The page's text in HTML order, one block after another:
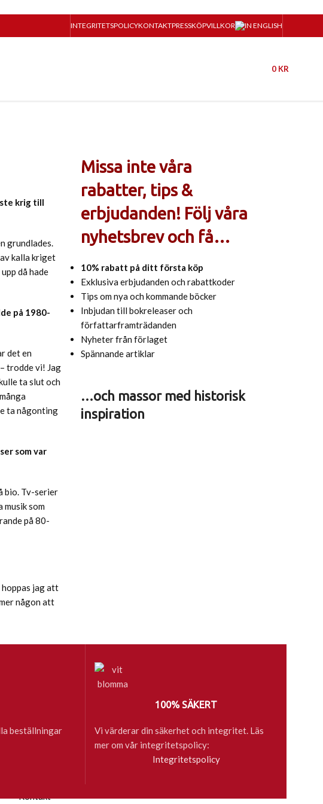
INTEGRITETSPOLICYKONTAKTPRESSKÖPVILLKOR
0 KR
krig till
grundlades.
kalla kriget
då hade
på 1980-
det en
trodde vi! Jag
ta slut och
ta någonting
som var
bio. Tv-serier
som
på 80-
hoppas jag att
någon att
Missa inte våra
rabatter, tips &
erbjudanden! Följ våra
nyhetsbrev och få…
10% rabatt på ditt första köp
Exklusiva erbjudanden och rabattkoder
Tips om nya och kommande böcker
Inbjudan till bokreleaser och
författarframträdanden
Nyheter från förlaget
Spännande artiklar
…och massor med historisk
inspiration
beställningar
100% SÄKERT
Vi värderar din säkerhet och integritet. Läs
mer om vår integritetspolicy:
Integritetspolicy
Inköp av böcker till skola
Kontakt